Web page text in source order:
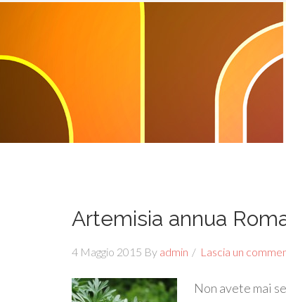
Artemisia annua
4 Maggio 2015 By admin Lascia un
Non avete mai